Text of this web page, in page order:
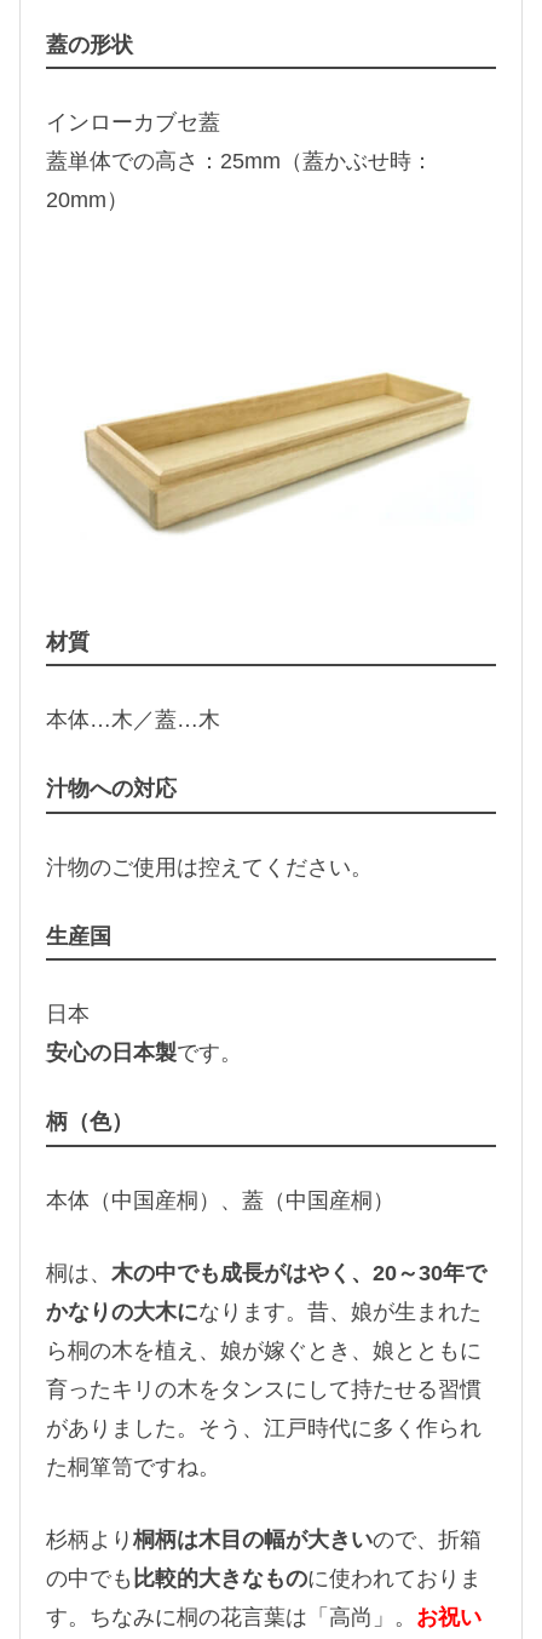
蓋の形状
インローカブセ蓋
蓋単体での高さ：25mm（蓋かぶせ時：
20mm）
材質
本体…木／蓋…木
汁物への対応
汁物のご使用は控えてください。
生産国
日本
安心の日本製です。
柄（色）
本体（中国産桐）、蓋（中国産桐）
桐は、 木の中でも成長がはやく、20～30年で
かなりの大木になります。昔、娘が生まれた
ら桐の木を植え、娘が嫁ぐとき、娘とともに
育ったキリの木をタンスにして持たせる習慣
がありました。そう、江戸時代に多く作られ
た桐箪笥ですね。
杉柄より 桐柄は木目の幅が大きいので、折箱
の中でも 比較的大きなものに使われておりま
す。ちなみに桐の花言葉は「高尚」。 お祝い